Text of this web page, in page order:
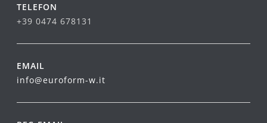
TELEFON
+39 0474 678131
EMAIL
info@euroform-w.it